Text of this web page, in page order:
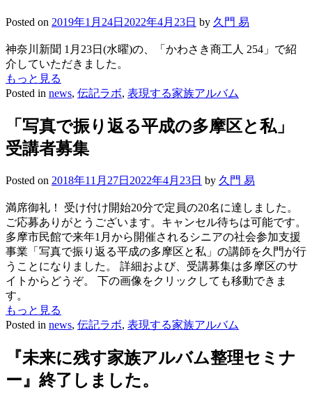
Posted on 2019年1月24日 2022年4月23日 by 久門 易
神奈川新聞 1月23日(水曜)の、「かわさき商工人 254」で紹
介していただきました。
もっと見る
Posted in news, 伝記ラボ, 表現する家族アルバム
「写真で振り返る平成の多摩区と私」
受講者募集
Posted on 2018年11月27日 2022年4月23日 by 久門 易
満席御礼！ 受け付け開始20分で定員の20名に達しました。
ご応募ありがとうございます。キャンセル待ちは可能です。
多摩市民館で来年1月から開催されるシニアの社会参加支援
事業「写真で振り返る平成の多摩区と私」の講師を久門が行
うことになりました。 詳細および、受講募集は多摩区のサ
イトからどうぞ。 下の画像をクリックしても移動できま
す。
もっと見る
Posted in news, 伝記ラボ, 表現する家族アルバム
『未来に残す家族アルバム整理セミナ
ー』終了しました。